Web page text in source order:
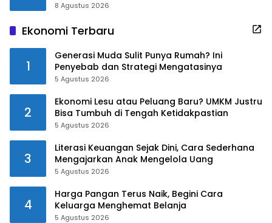
8 Agustus 2026
Ekonomi Terbaru
1
Generasi Muda Sulit Punya Rumah? Ini
Penyebab dan Strategi Mengatasinya
5 Agustus 2026
2
Ekonomi Lesu atau Peluang Baru? UMKM Justru
Bisa Tumbuh di Tengah Ketidakpastian
5 Agustus 2026
3
Literasi Keuangan Sejak Dini, Cara Sederhana
Mengajarkan Anak Mengelola Uang
5 Agustus 2026
4
Harga Pangan Terus Naik, Begini Cara
Keluarga Menghemat Belanja
5 Agustus 2026